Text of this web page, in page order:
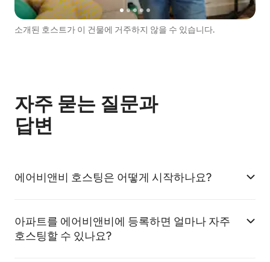
소개된 호스트가 이 건물에 거주하지 않을 수 있습니다.
자주 묻는 질문과
답변
에어비앤비 호스팅은 어떻게 시작하나요?
아파트를 에어비앤비에 등록하면 얼마나 자주
호스팅할 수 있나요?